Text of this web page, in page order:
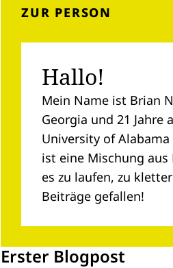
ZUR PERSON
Hallo!
Mein Name ist Brian
Georgia und 21 Jahre
University of
ist eine Mischung
es zu laufen, zu
Beiträge gefallen!
Erster Blogpost